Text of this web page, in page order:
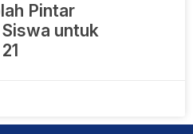
Pintar
untuk